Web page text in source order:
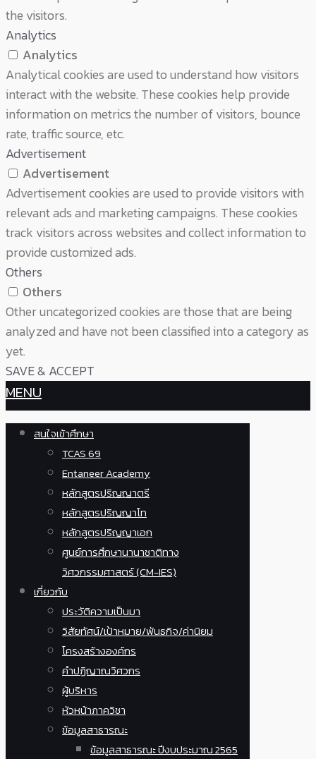
the visitors.
Analytics
Analytics
Analytical cookies are used to understand how visitors
interact with the website. These cookies help provide
information on metrics the number of visitors, bounce
rate, traffic source, etc.
Advertisement
Advertisement
Advertisement cookies are used to provide visitors with
relevant ads and marketing campaigns. These cookies
track visitors across websites and collect information to
provide customized ads.
Others
Others
Other uncategorized cookies are those that are being
analyzed and have not been classified into a category as
yet.
SAVE & ACCEPT
MENU
สนใจเข้าศึกษา
TCAS 69
Entaneer Academy
หลักสูตรปริญญาตรี
หลักสูตรปริญญาโท
หลักสูตรปริญญาเอก
ศูนย์การศึกษานานาชาติทาง
วิศวกรรมศาสตร์ (CM-IES)
เกี่ยวกับ
ประวัติความเป็นมา
วิสัยทัศน์/เป้าหมาย/พันธกิจ/ค่านิยม
โครงสร้างองค์กร
คำปฏิญาณวิศวกร
ผู้บริหาร
หัวหน้าภาควิชา
ข้อมูลสาธารณะ
ข้อมูลสาธารณะ ปีงบประมาณ 2565